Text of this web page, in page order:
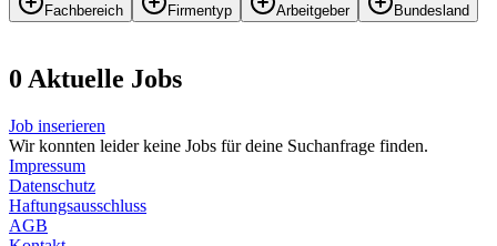
Fachbereich Firmentyp Arbeitgeber Bundesland
0 Aktuelle Jobs
Job inserieren
Wir konnten leider keine Jobs für deine Suchanfrage finden.
Impressum
Datenschutz
Haftungsausschluss
AGB